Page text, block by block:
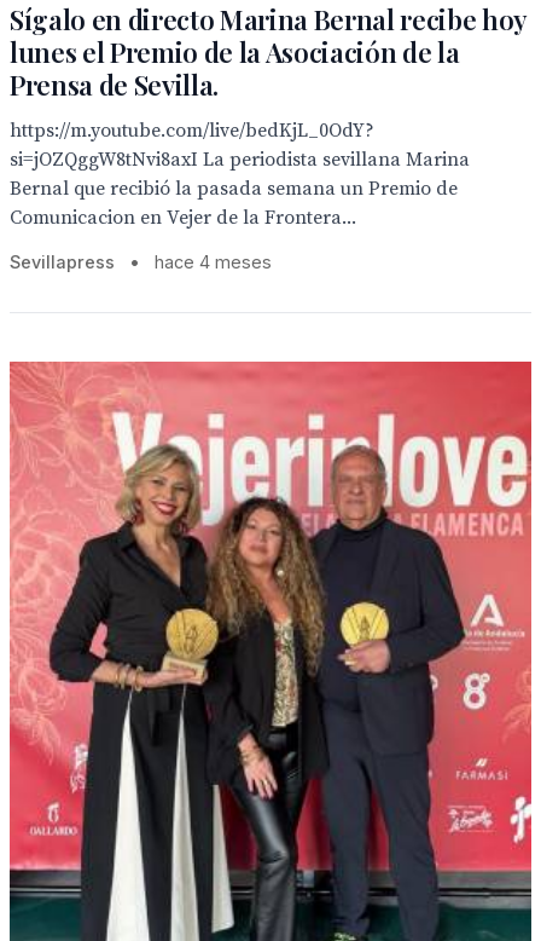
Sígalo en directo Marina Bernal recibe hoy
lunes el Premio de la Asociación de la
Prensa de Sevilla.
https://m.youtube.com/live/bedKjL_0OdY?
si=jOZQggW8tNvi8axI La periodista sevillana Marina
Bernal que recibió la pasada semana un Premio de
Comunicacion en Vejer de la Frontera...
Sevillapress • hace 4 meses